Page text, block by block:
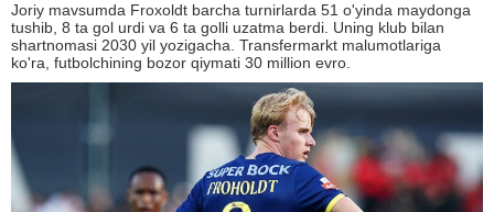
Joriy mavsumda Froxoldt barcha turnirlarda 51 o'yinda maydonga
tushib, 8 ta gol urdi va 6 ta golli uzatma berdi. Uning klub bilan
shartnomasi 2030 yil yozigacha. Transfermarkt malumotlariga
ko'ra, futbolchining bozor qiymati 30 million evro.